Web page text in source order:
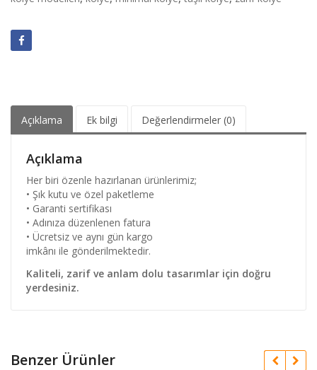
Açıklama Ek bilgi Değerlendirmeler (0)
Açıklama
Her biri özenle hazırlanan ürünlerimiz;
• Şık kutu ve özel paketleme
• Garanti sertifikası
• Adınıza düzenlenen fatura
• Ücretsiz ve aynı gün kargo
imkânı ile gönderilmektedir.
Kaliteli, zarif ve anlam dolu tasarımlar için doğru
yerdesiniz.
Benzer Ürünler